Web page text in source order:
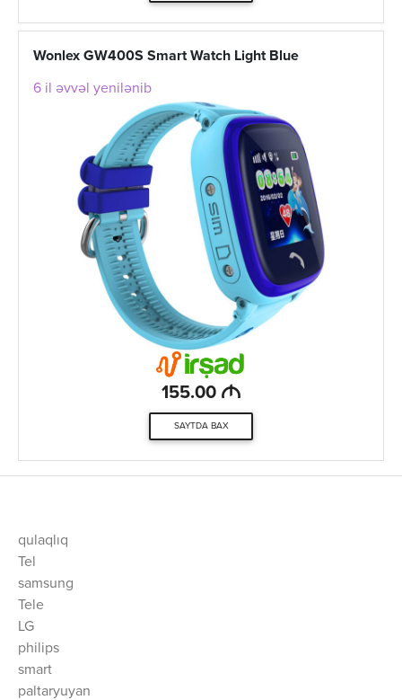
Wonlex GW400S Smart Watch Light Blue
6 il əvvəl yenilənib
155.00 M
SAYTDA BAX
qulaqlıq
Tel
samsung
Tele
LG
philips
smart
paltaryuyan